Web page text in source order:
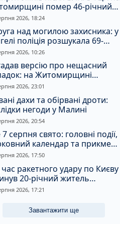
помер 46-річний
2026, 18:24
над могилою захисника: у
поліція розшукала 69-
зловмисника
2026, 10:26
версію про нещасний
на Житомирщині
чоловіка за вбивство
2026, 23:01
дахи та обірвані дроти:
негоди у Малині
2026, 20:54
серпня свято: головні події,
календар та прикмети
2026, 17:50
час ракетного удару по Києву
20-річний житель
2026, 17:21
Завантажити ще